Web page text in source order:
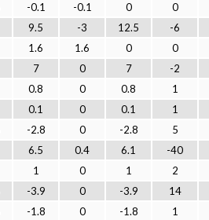
-0.1 -0.1 0
0
9.5 -3 12.5
-6
1.6 1.6 0
0
7 0 7
-2
0.8 0 0.8
1
0.1 0 0.1
1
-2.8 0 -2.8
5
6.5 0.4 6.1
-40
1 0 1
2
-3.9 0 -3.9
14
-1.8 0 -1.8
1